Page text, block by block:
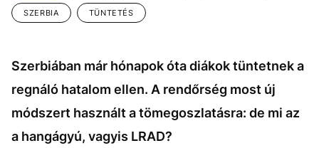
GASZTRO
SZERBIA TÜNTETÉS
Szerbiában már hónapok óta diákok tüntetnek a
regnáló hatalom ellen. A rendőrség most új
módszert használt a tömegoszlatásra: de mi az
a hangágyú, vagyis LRAD?